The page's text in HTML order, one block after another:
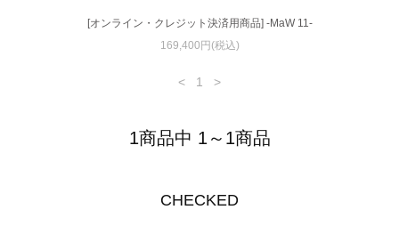
[オンライン・クレジット決済用商品] -MaW 11-
169,400円(税込)
< 1 >
1商品中 1～1商品
CHECKED